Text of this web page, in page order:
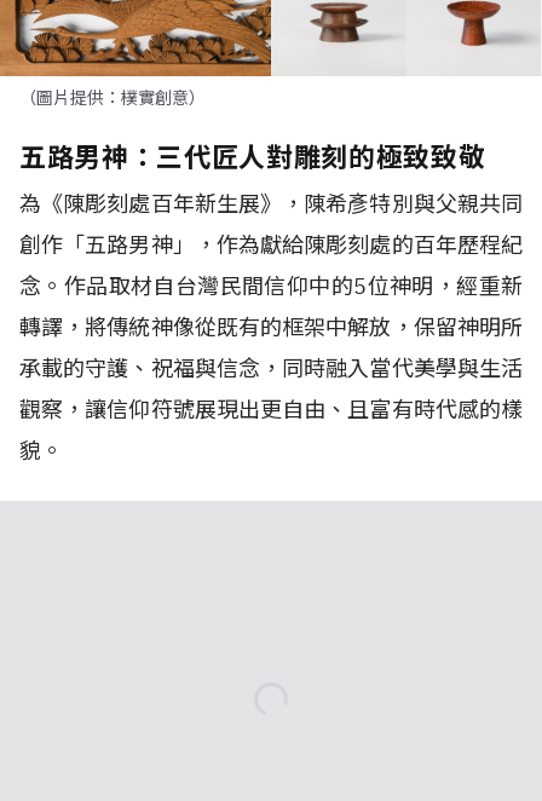
（圖片提供：樸實創意）
五路男神：三代匠人對雕刻的極致致敬
為《陳彫刻處百年新生展》，陳希彥特別與父親共同
創作「五路男神」，作為獻給陳彫刻處的百年歷程紀
念。作品取材自台灣民間信仰中的5位神明，經重新
轉譯，將傳統神像從既有的框架中解放，保留神明所
承載的守護、祝福與信念，同時融入當代美學與生活
觀察，讓信仰符號展現出更自由、且富有時代感的樣
貌。